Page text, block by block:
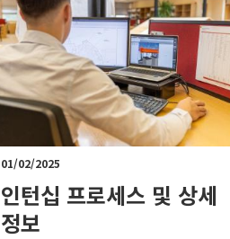
01/02/2025
인턴십 프로세스 및 상세
정보